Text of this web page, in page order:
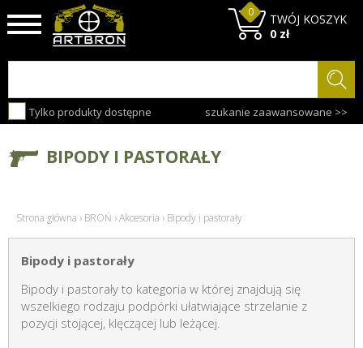
Tylko produkty dostępne szukanie zaawansowane >>
TWÓJ KOSZYK
0
0 zł
BIPODY I PASTORAŁY
Strona główna › BROŃ ›Akcesoria › Bipody i pastorały
Bipody i pastorały
Bipody i pastorały to kategoria w której znajdują się
wszelkiego rodzaju podpórki ułatwiające strzelanie z
pozycji stojącej, klęczącej lub leżącej.